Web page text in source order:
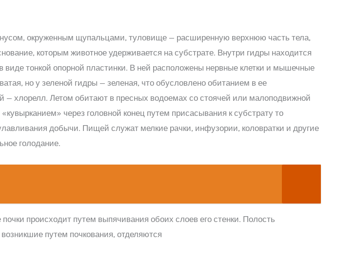
окруженным щупальцами, туловище — расширенную верхнюю часть тела,
которым животное удерживается на субстрате. Внутри гидры находится
тонкой опорной пластинки. В ней расположены нервные клетки и мышечные
но у зеленой гидры — зеленая, что обусловлено обитанием в ее
— хлорелл. Летом обитают в пресных водоемах со стоячей или малоподвижной
через головной конец путем присасывания к субстрату то
добычи. Пищей служат мелкие рачки, инфузории, коловратки и другие
голодание.
происходит путем выпячивания обоих слоев его стенки. Полость
путем почкования, отделяются